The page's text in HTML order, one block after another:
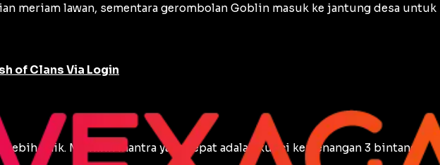
meriam lawan, sementara gerombolan Goblin masuk ke jantung desa
of Clans Via Login
lebih baik. Memilih mantra yang tepat adalah kunci kemenangan 3 bintang.